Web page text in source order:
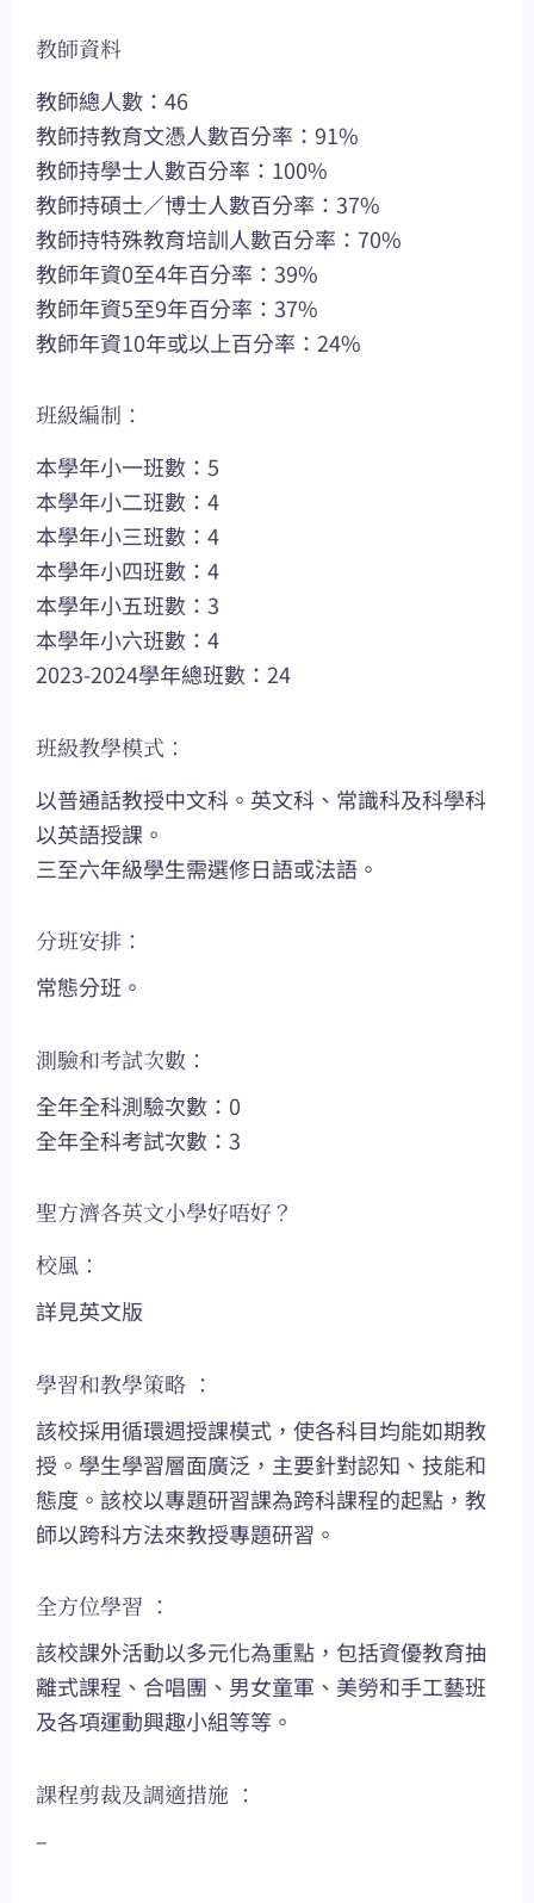
教師資料
教師總人數：46
教師持教育文憑人數百分率：91%
教師持學士人數百分率：100%
教師持碩士／博士人數百分率：37%
教師持特殊教育培訓人數百分率：70%
教師年資0至4年百分率：39%
教師年資5至9年百分率：37%
教師年資10年或以上百分率：24%
班級編制：
本學年小一班數：5
本學年小二班數：4
本學年小三班數：4
本學年小四班數：4
本學年小五班數：3
本學年小六班數：4
2023-2024學年總班數：24
班級教學模式：
以普通話教授中文科。英文科、常識科及科學科
以英語授課。
三至六年級學生需選修日語或法語。
分班安排：
常態分班。
測驗和考試次數：
全年全科測驗次數：0
全年全科考試次數：3
聖方濟各英文小學好唔好？
校風：
詳見英文版
學習和教學策略 ：
該校採用循環週授課模式，使各科目均能如期教
授。學生學習層面廣泛，主要針對認知、技能和
態度。該校以專題研習課為跨科課程的起點，教
師以跨科方法來教授專題研習。
全方位學習 ：
該校課外活動以多元化為重點，包括資優教育抽
離式課程、合唱團、男女童軍、美勞和手工藝班
及各項運動興趣小組等等。
課程剪裁及調適措施 ：
–